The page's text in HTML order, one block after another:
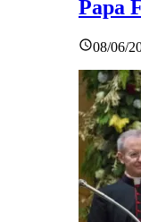
Papa
08/06/